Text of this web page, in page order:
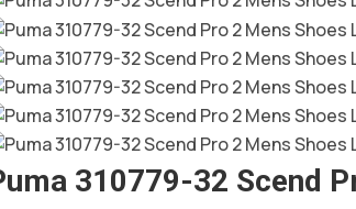
310779-32 Scend